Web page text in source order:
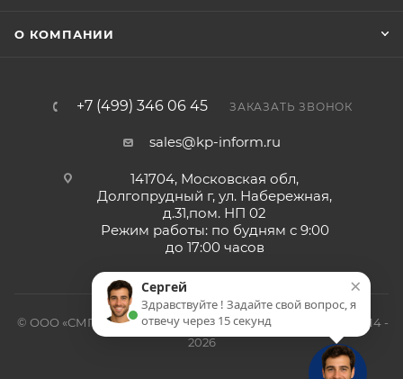
О КОМПАНИИ
+7 (499) 346 06 45 ЗАКАЗАТЬ ЗВОНОК
sales@kp-inform.ru
141704, Московская обл,
Долгопрудный г, ул. Набережная,
д.31,пом. НП 02
Режим работы: по будням с 9:00
до 17:00 часов
© ООО «СМП-Проект», поставка серверных запчастей, 2014 -
2026
×
Сергей
Здравствуйте ! Задайте свой вопрос, я
отвечу через 15 секунд